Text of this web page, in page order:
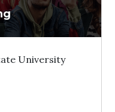
University